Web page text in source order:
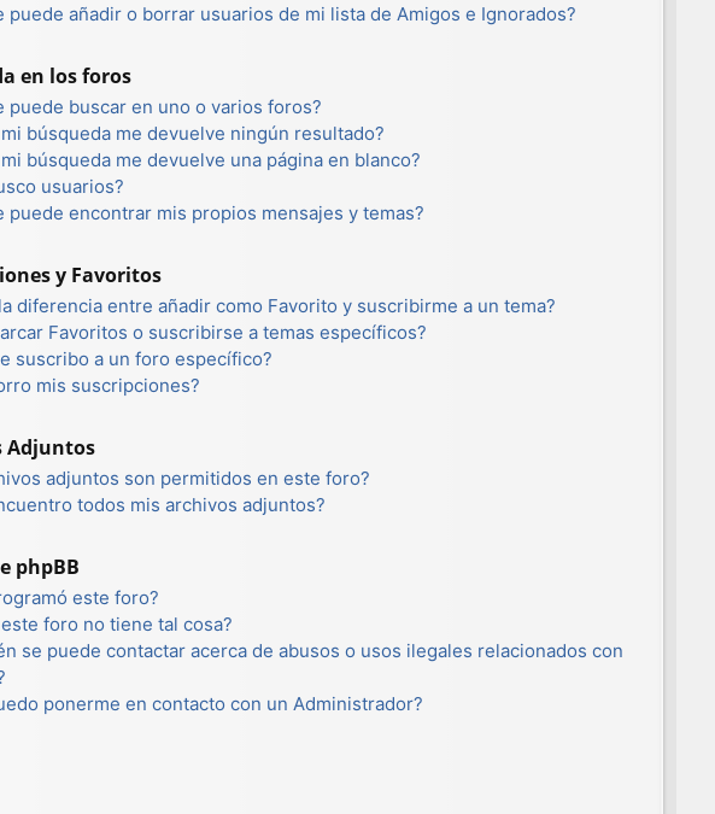
puede añadir o borrar usuarios de mi lista de Amigos e Ignorados?
en los foros
puede buscar en uno o varios foros?
búsqueda me devuelve ningún resultado?
búsqueda me devuelve una página en blanco?
usuarios?
puede encontrar mis propios mensajes y temas?
y Favoritos
diferencia entre añadir como Favorito y suscribirme a un tema?
Favoritos o suscribirse a temas específicos?
suscribo a un foro específico?
mis suscripciones?
Adjuntos
adjuntos son permitidos en este foro?
todos mis archivos adjuntos?
phpBB
este foro?
foro no tiene tal cosa?
se puede contactar acerca de abusos o usos ilegales relacionados con
ponerme en contacto con un Administrador?